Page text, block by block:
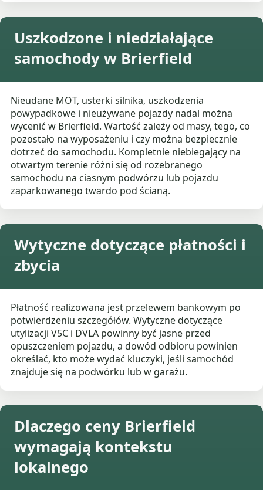
Uszkodzone i niedziałające
samochody w Brierfield
Nieudane MOT, usterki silnika, uszkodzenia
powypadkowe i nieużywane pojazdy nadal można
wycenić w Brierfield. Wartość zależy od masy, tego, co
pozostało na wyposażeniu i czy można bezpiecznie
dotrzeć do samochodu. Kompletnie niebiegający na
otwartym terenie różni się od rozebranego
samochodu na ciasnym podwórzu lub pojazdu
zaparkowanego twardo pod ścianą.
Wytyczne dotyczące płatności i
zbycia
Płatność realizowana jest przelewem bankowym po
potwierdzeniu szczegółów. Wytyczne dotyczące
utylizacji V5C i DVLA powinny być jasne przed
opuszczeniem pojazdu, a dowód odbioru powinien
określać, kto może wydać kluczyki, jeśli samochód
znajduje się na podwórku lub w garażu.
Dlaczego ceny Brierfield
wymagają kontekstu
lokalnego